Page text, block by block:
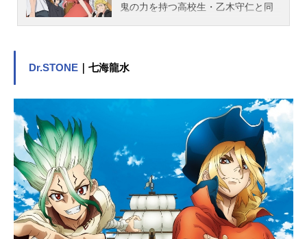
鬼の力を持つ高校生・乙木守仁と同
ての使命が。ニコの魔法が引き起こ
女の二人暮らし...前途多難で摩訶不
思議な日々が始まる！『SKETDANC
E』『彼方のアストラ』の篠原健太が
描く奇想天外なマジカルコメディ開
幕！作品名ウィッチウォッチ放送形
態TVアニメスケジュール2025年4月6
日（日）〜2025年10月5日（日）MB
S／TBS系全国28局ネットにて話数全
25話キャスト若月ニコ：川口莉奈乙
木守仁：鈴木崚汰風祭監志：天﨑滉
Dr.STONE ｜七海龍水